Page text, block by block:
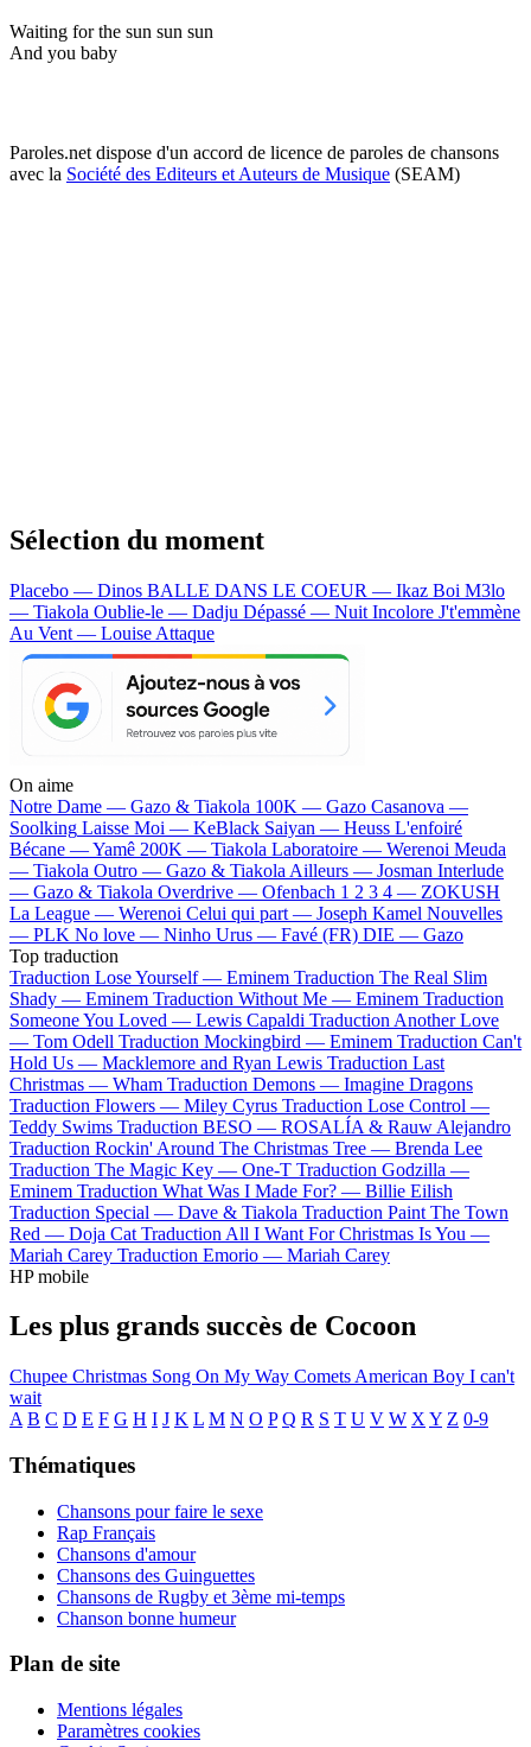
Waiting for the sun sun sun
And you baby
Paroles.net dispose d'un accord de licence de paroles de chansons
avec la Société des Editeurs et Auteurs de Musique (SEAM)
Sélection du moment
Placebo — Dinos BALLE DANS LE COEUR — Ikaz Boi M3lo
— Tiakola Oublie-le — Dadju Dépassé — Nuit Incolore J't'emmène
Au Vent — Louise Attaque
On aime
Notre Dame — Gazo & Tiakola 100K — Gazo Casanova —
Soolking Laisse Moi — KeBlack Saiyan — Heuss L'enfoiré
Bécane —Yamê 200K — Tiakola Laboratoire — Werenoi Meuda
— Tiakola Outro — Gazo & Tiakola Ailleurs — Josman Interlude
— Gazo & Tiakola Overdrive — Ofenbach 1 2 3 4 — ZOKUSH
La League — Werenoi Celui qui part — Joseph Kamel Nouvelles
— PLK No love — Ninho Urus — Favé (FR) DIE — Gazo
Top traduction
Traduction Lose Yourself — Eminem Traduction The Real Slim
Shady — Eminem Traduction Without Me — Eminem Traduction
Someone You Loved — Lewis Capaldi Traduction Another Love
— Tom Odell Traduction Mockingbird — Eminem Traduction Can't
Hold Us — Macklemore and Ryan Lewis Traduction Last
Christmas — Wham Traduction Demons — Imagine Dragons
Traduction Flowers — Miley Cyrus Traduction Lose Control —
Teddy Swims Traduction BESO — ROSALÍA & Rauw Alejandro
Traduction Rockin' Around The Christmas Tree — Brenda Lee
Traduction The Magic Key — One-T Traduction Godzilla —
Eminem Traduction What Was I Made For? — Billie Eilish
Traduction Special — Dave & Tiakola Traduction Paint The Town
Red — Doja Cat Traduction All I Want For Christmas Is You —
Mariah Carey Traduction Emorio — Mariah Carey
HP mobile
Les plus grands succès de Cocoon
Chupee Christmas Song On My Way Comets American Boy I can't
wait
A B C D E F G H I J K L M N O P Q R S T U V W X Y Z 0-9
Thématiques
Chansons pour faire le sexe
Rap Français
Chansons d'amour
Chansons des Guinguettes
Chansons de Rugby et 3ème mi-temps
Chanson bonne humeur
Plan de site
Mentions légales
Paramètres cookies